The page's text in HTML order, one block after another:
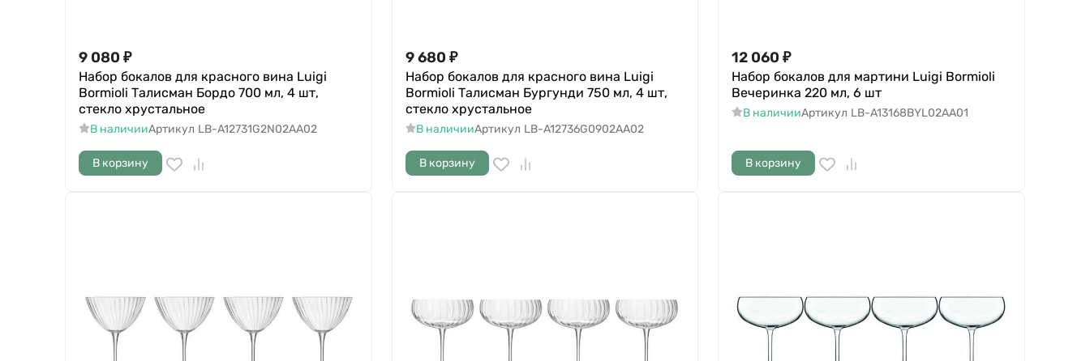
9 080 ₽
Набор бокалов для красного вина Luigi
Bormioli Талисман Бордо 700 мл, 4 шт,
стекло хрустальное
В наличииАртикул LB-A12731G2N02AA02
В корзину
9 680 ₽
Набор бокалов для красного вина Luigi
Bormioli Талисман Бургунди 750 мл, 4 шт,
стекло хрустальное
В наличииАртикул LB-A12736G0902AA02
В корзину
12 060 ₽
Набор бокалов для мартини Luigi Bormioli
Вечеринка 220 мл, 6 шт
В наличииАртикул LB-A13168BYL02AA01
В корзину